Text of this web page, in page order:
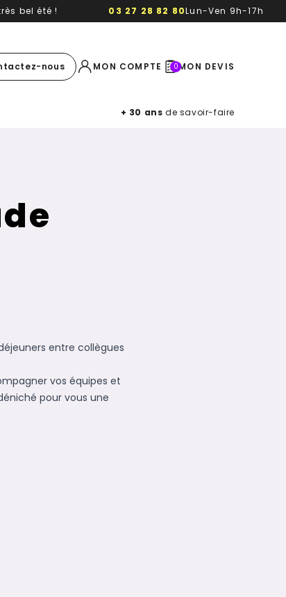
bel été !
03 27 28 82 80Lun-Ven 9h-17h
nous MON COMPTE 0MON DEVIS
+ 30 ans de savoir-faire
entre collègues
vos équipes et
pour vous une